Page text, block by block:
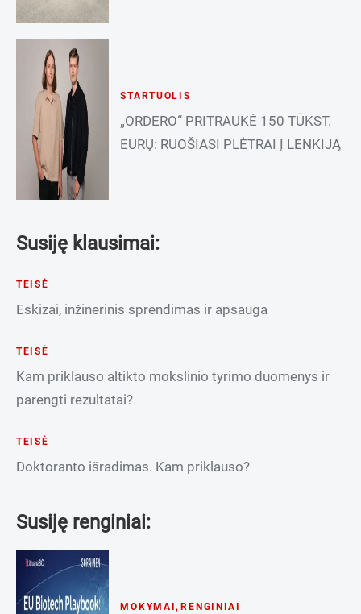
STARTUOLIS
„ORDERO“ PRITRAUKĖ 150 TŪKST.
EURŲ: RUOŠIASI PLĖTRAI Į LENKIJĄ
Susiję klausimai:
TEISĖ
Eskizai, inžinerinis sprendimas ir apsauga
TEISĖ
Kam priklauso altikto mokslinio tyrimo duomenys ir
parengti rezultatai?
TEISĖ
Doktoranto išradimas. Kam priklauso?
Susiję renginiai:
MOKYMAI ,RENGINIAI